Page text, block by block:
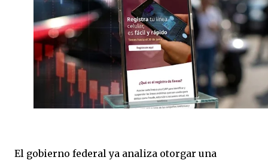
El gobierno federal ya analiza otorgar una